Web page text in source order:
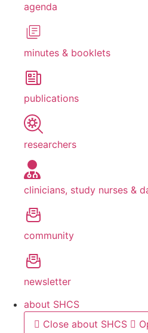
agenda
minutes & booklets
publications
researchers
clinicians, study nurses &
community
newsletter
about SHCS
Close about SHCS